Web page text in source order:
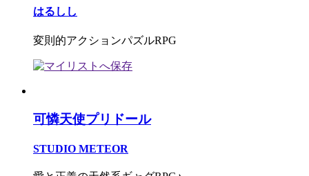
はるしし
変則的アクションパズルRPG
可憐天使プリドール
STUDIO METEOR